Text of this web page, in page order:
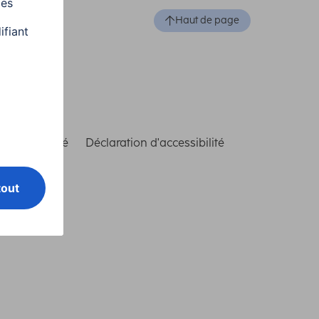
Haut de page
conformité Déclaration d'accessibilité